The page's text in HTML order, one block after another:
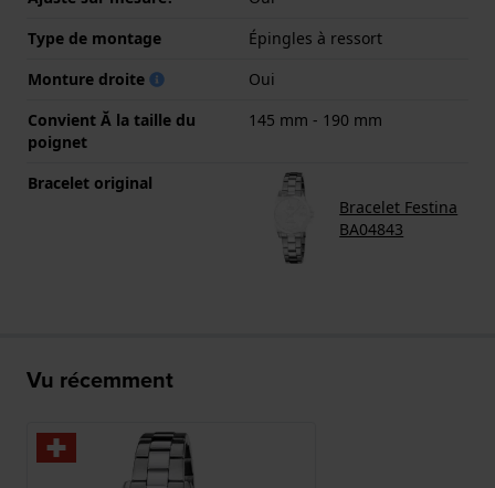
Type de montage
Épingles à ressort
Monture droite
Oui
Convient Ă la taille du
poignet
145 mm - 190 mm
Bracelet original
Bracelet Festina
BA04843
Vu récemment